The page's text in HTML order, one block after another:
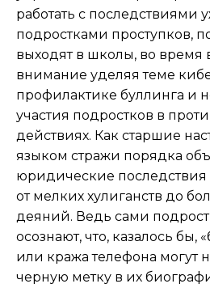
работать с последствиями
подростками проступков,
выходят в школы, во время
внимание уделяя теме
профилактике буллинга и
участия подростков в
действиях. Как старшие
языком стражи порядка
юридические
от мелких хулиганств до
деяний. Ведь сами
осознают, что, казалось бы,
или кража телефона могут
черную метку в их